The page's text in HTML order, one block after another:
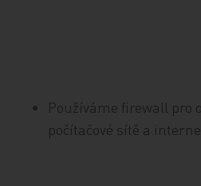
Používáme firewall pro
počítačové sítě a